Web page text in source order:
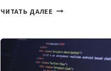
ЧИТАТЬ ДАЛЕЕ ТАСК-
ПОЛЕЗНЫХ
ИНСТРУМЕНТОВ